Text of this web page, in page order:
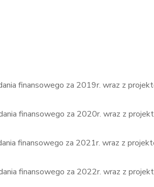
finansowego za 2019r. wraz z
finansowego za 2020r. wraz z
finansowego za 2021r. wraz z
finansowego za 2022r. wraz z